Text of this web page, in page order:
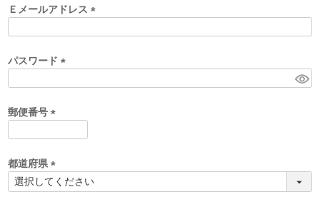
須
)
Ｅメールアドレス
)
パスワード
)
郵便番号
須
)
都道府県
(